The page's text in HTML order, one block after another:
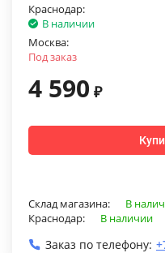
Краснодар:
В наличии
Москва:
Под заказ
4 590 ₽
Склад магазина:
В
Краснодар:
В наличии
Заказ по телефону: